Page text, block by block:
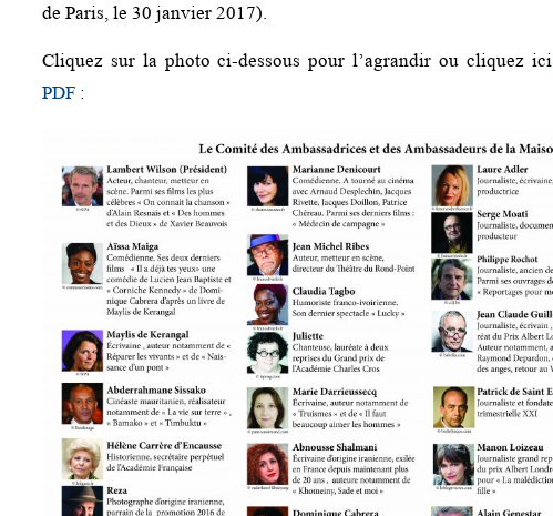
de Paris, le 30 janvier 2017).
Cliquez sur la photo ci-dessous pour l’agrandir ou cliquez ici
PDF :